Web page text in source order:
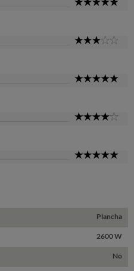
Plancha
2600 W
No